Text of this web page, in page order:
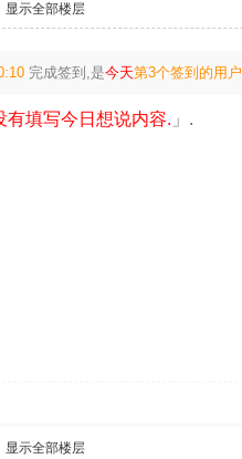
显示全部楼层
完成签到,是今天第3个签到的用户
有填写今日想说内容. 」.
显示全部楼层